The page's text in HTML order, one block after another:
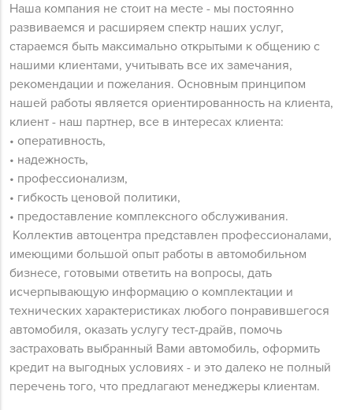
Наша компания не стоит на месте - мы постоянно
развиваемся и расширяем спектр наших услуг,
стараемся быть максимально открытыми к общению с
нашими клиентами, учитывать все их замечания,
рекомендации и пожелания. Основным принципом
нашей работы является ориентированность на клиента,
клиент - наш партнер, все в интересах клиента:
• оперативность,
• надежность,
• профессионализм,
• гибкость ценовой политики,
• предоставление комплексного обслуживания.
Коллектив автоцентра представлен профессионалами,
имеющими большой опыт работы в автомобильном
бизнесе, готовыми ответить на вопросы, дать
исчерпывающую информацию о комплектации и
технических характеристиках любого понравившегося
автомобиля, оказать услугу тест-драйв, помочь
застраховать выбранный Вами автомобиль, оформить
кредит на выгодных условиях - и это далеко не полный
перечень того, что предлагают менеджеры клиентам.